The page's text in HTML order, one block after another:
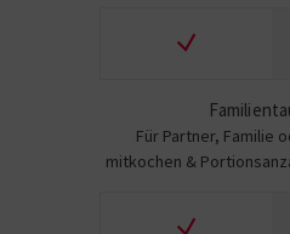
Für Partner, Familie
mitkochen &